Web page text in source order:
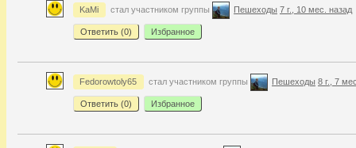
KaMi стал участником группы Пешеходы 7 г., 10 мес. назад
Ответить (0) Избранное
Fedorowtoly65 стал участником группы Пешеходы 8 г., 7
Ответить (0) Избранное